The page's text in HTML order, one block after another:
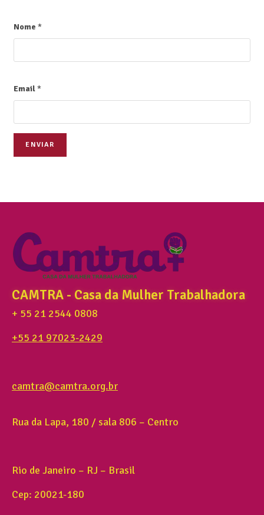
Nome*
Email*
ENVIAR
CAMTRA - Casa da Mulher Trabalhadora
+ 55 21 2544 0808
+55 21 97023-2429
camtra@camtra.org.br
Rua da Lapa, 180 / sala 806 – Centro
Rio de Janeiro – RJ – Brasil
Cep: 20021-180